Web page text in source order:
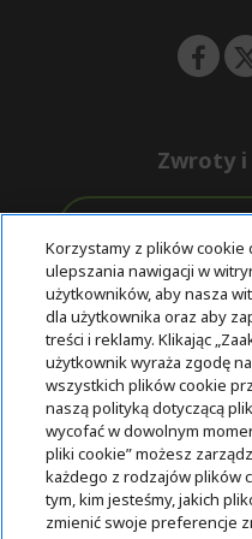
Zwroty
Darmowa
ekspresowa
dostawa
© 2025 Acer Inc.
Firma CPYou BV jest
usług oferowanych w tym
Korzystamy z plików
ulepszania nawigacji w
użytkowników, aby nasza
dla użytkownika oraz aby
treści i reklamy. Klikając
użytkownik wyraża zgodę
wszystkich plików cookie
naszą polityką dotyczącą
wycofać w dowolnym
pliki cookie” możesz
każdego z rodzajów plików
tym, kim jesteśmy, jakich
zmienić swoje preferencje